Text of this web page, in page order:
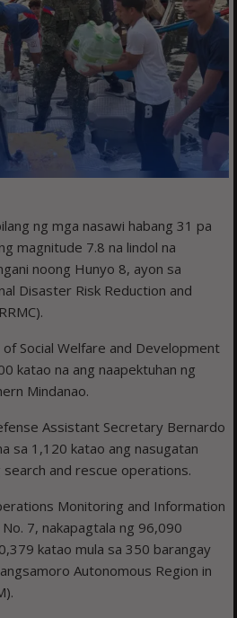
ng mga nasawi habang 31 pa
magnitude 7.8 na lindol na
noong Hunyo 8, ayon sa
Disaster Risk Reduction and
Social Welfare and Development
katao na ang naapektuhan ng
Mindanao.
Assistant Secretary Bernardo
sa 1,120 katao ang nasugatan
and rescue operations.
Monitoring and Information
7, nakapagtala ng 96,090
katao mula sa 350 barangay
Autonomous Region in